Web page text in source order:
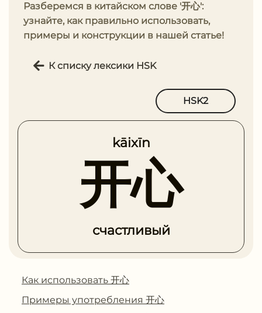
Разберемся в китайском слове '开心':
узнайте, как правильно использовать,
примеры и конструкции в нашей статье!
К списку лексики HSK
HSK2
kāixīn
开心
счастливый
Как использовать 开心
Примеры употребления 开心